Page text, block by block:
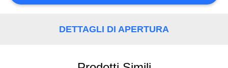
MAPPA
DETTAGLI DI APERTURA